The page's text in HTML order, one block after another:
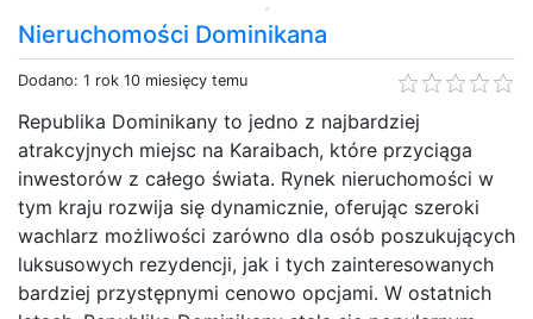
Nieruchomości Dominikana
Dodano: 1 rok 10 miesięcy temu
Republika Dominikany to jedno z najbardziej
atrakcyjnych miejsc na Karaibach, które przyciąga
inwestorów z całego świata. Rynek nieruchomości w
tym kraju rozwija się dynamicznie, oferując szeroki
wachlarz możliwości zarówno dla osób poszukujących
luksusowych rezydencji, jak i tych zainteresowanych
bardziej przystępnymi cenowo opcjami. W ostatnich